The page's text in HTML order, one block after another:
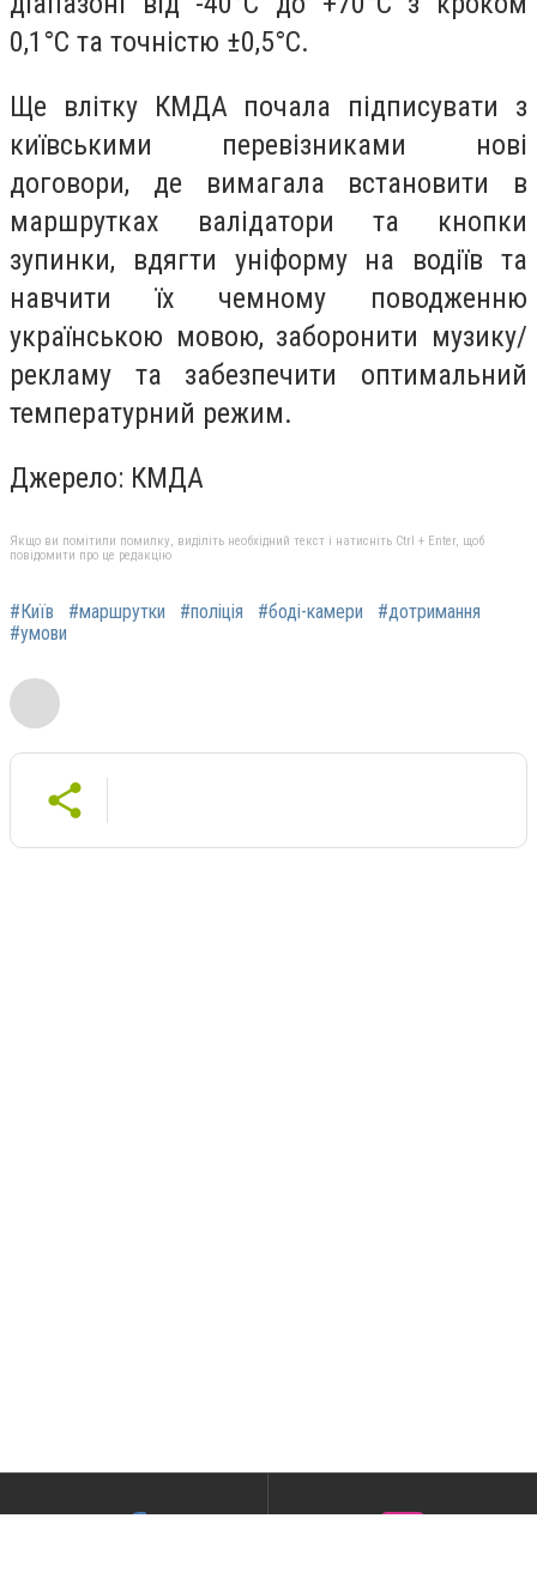
0,1°C та точністю ±0,5°C.
Ще влітку КМДА почала підписувати з
київськими перевізниками нові
договори, де вимагала встановити в
маршрутках валідатори та кнопки
зупинки, вдягти уніформу на водіїв та
навчити їх чемному поводженню
українською мовою, заборонити музику/
рекламу та забезпечити оптимальний
температурний режим.
Джерело: КМДА
Якщо ви помітили помилку, виділіть необхідний текст і натисніть Ctrl + Enter, щоб
повідомити про це редакцію
#Київ #маршрутки #поліція #боді-камери
#дотримання
#умови